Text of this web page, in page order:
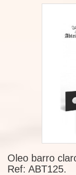
Oleo barro
Ref: ABT125.